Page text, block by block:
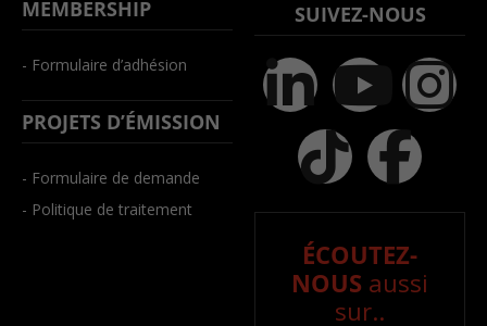
MEMBERSHIP
- Formulaire d’adhésion
PROJETS D’ÉMISSION
- Formulaire de demande
- Politique de traitement
SUIVEZ-NOUS
ÉCOUTEZ-
NOUS aussi
sur..